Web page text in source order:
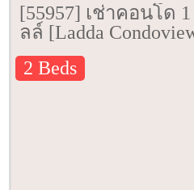
[55957] เช่าคอนโด
ลล์ [Ladda
2 Beds